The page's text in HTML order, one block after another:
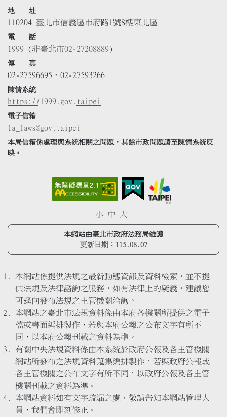
地 址
110204 臺北市信義區市府路1號8樓東北區
電 話
1999 (非臺北市02-27208889)
傳 真
02-27596695、02-27593266
陳情系統
https://1999.gov.taipei
電子信箱
la_laws@gov.taipei
本局信箱係處理與系統相關之問題，其餘市政問題請至陳情系統反
映。
小 中 大
本網站由臺北市政府法務局維護
更新日期： 115.08.07
本網站係提供法規之最新動態資訊及資料檢索，並不提
供法規及法律諮詢之服務，如有法律上的疑義，建議您
可逕向發布法規之主管機關洽詢。
本網站之臺北市法規資料係由本府各機關所提供之電子
檔或書面編排製作，若與本府公報之公布文字有所不
同，以本府公報刊載之資料為準。
有關中央法規資料係由本系統於政府公報及各主管機關
網站所發布之法規資料蒐集編排製作，若與政府公報或
各主管機關之公布文字有所不同，以政府公報及各主管
機關刊載之資料為準。
本網站資料如有文字疏漏之處，敬請告知本網站管理人
員，我們會即刻修正。